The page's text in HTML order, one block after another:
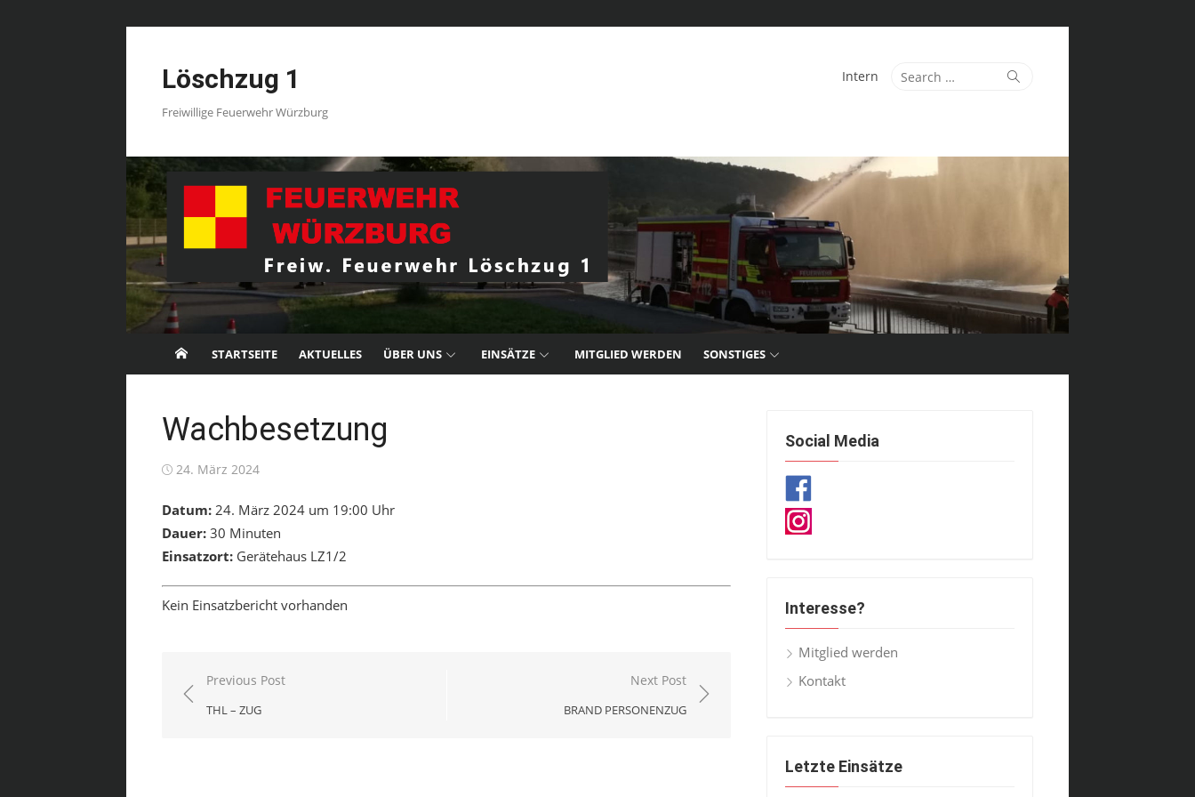
Löschzug 1
Freiwillige Feuerwehr Würzburg
Search
Search
Intern
STARTSEITE AKTUELLES ÜBER UNS EINSÄTZE MITGLIED WERDEN SONSTIGES
Wachbesetzung
Posted
24. März 2024
Datum: 24. März 2024 um 19:00 Uhr
Dauer: 30 Minuten
Einsatzort: Gerätehaus LZ1/2
Kein Einsatzbericht vorhanden
Beitragsnavigation
Previous Post
THL – ZUG
Next Post
BRAND PERSONENZUG
Social Media
Interesse?
Mitglied werden
Kontakt
Letzte Einsätze